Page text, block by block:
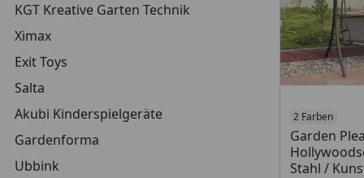
KGT Kreative Garten Technik
Ximax
Exit Toys
Salta
Akubi Kinderspielgeräte
Gardenforma
Ubbink
2 Farben
Garden
Stahl /
Produkt am